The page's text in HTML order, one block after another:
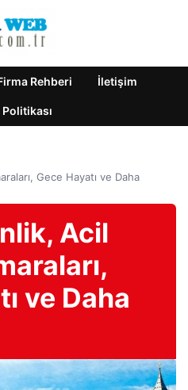
Rehberi İletişim
Gece Hayatı ve Daha
Acil
ve Daha